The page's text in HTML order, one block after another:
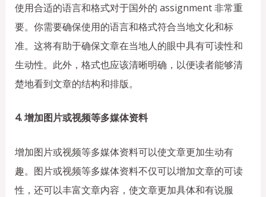
使用合适的语言和格式对于国外的 assignment 非常重
要。你需要确保使用的语言和格式符合当地文化和标
准。这将有助于确保文章在当地人的眼中具有可读性和
生动性。此外，格式也应该清晰明确，以便读者能够清
楚地看到文章的结构和排版。
4. 增加图片或视频等多媒体资料
增加图片或视频等多媒体资料可以使文章更加生动有
趣。图片或视频等多媒体资料不仅可以增加文章的可读
性，还可以丰富文章内容，使文章更加具体和有说服